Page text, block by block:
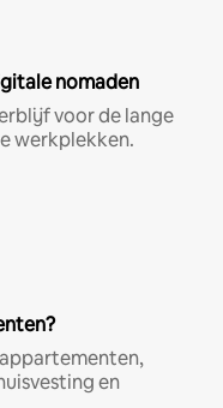
nomaden
voor de lange
werkplekken.
en